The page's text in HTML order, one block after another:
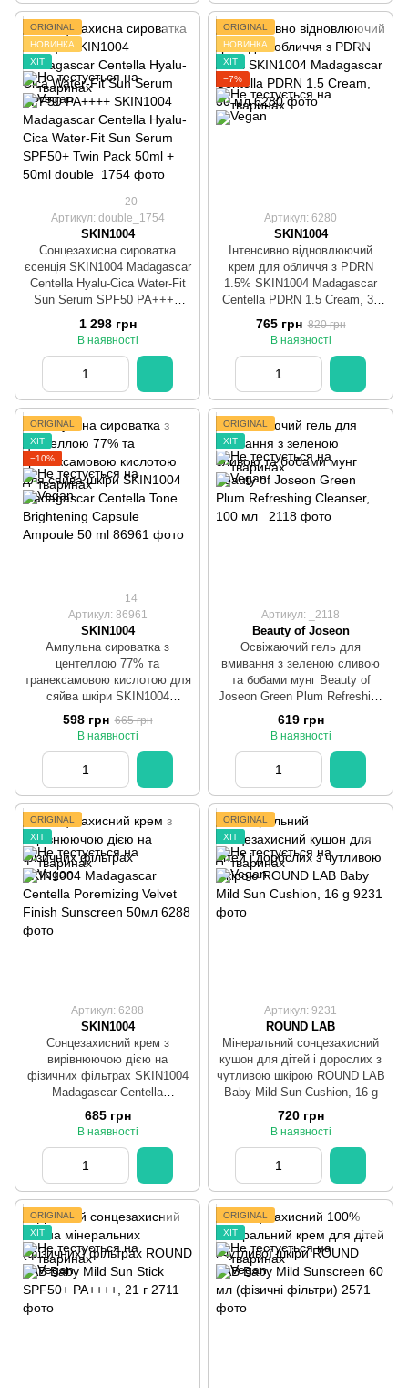
ORIGINAL
НОВИНКА
ХІТ
20
Артикул: double_1754
SKIN1004
Сонцезахисна сироватка
єсенція SKIN1004 Madagascar
Centella Hyalu-Cica Water-Fit
Sun Serum SPF50 PA++++
SKIN1004 Madagascar Centella
Hyalu-Cica Water-Fit Sun
1 298 грн
В наявності
ORIGINAL
НОВИНКА
ХІТ
−7%
Артикул: 6280
SKIN1004
Інтенсивно відновлюючий
крем для обличчя з PDRN
1.5% SKIN1004 Madagascar
Centella PDRN 1.5 Cream, 30
765 грн 820 грн
В наявності
ORIGINAL
ХІТ
−10%
14
Артикул: 86961
SKIN1004
Ампульна сироватка з
центеллою 77% та
транексамовою кислотою для
сяйва шкіри SKIN1004
Madagascar Centella Tone
Brightening Capsule Ampoule
598 грн 665 грн
В наявності
ORIGINAL
ХІТ
Артикул: _2118
Beauty of Joseon
Освіжаючий гель для
вмивання з зеленою сливою
та бобами мунг Beauty of
Joseon Green Plum Refreshing
Cleanser, 100 мл
619 грн
В наявності
ORIGINAL
ХІТ
Артикул: 6288
SKIN1004
Сонцезахисний крем з
вирівнюючою дією на
фізичних фільтрах SKIN1004
Madagascar Centella
Poremizing Velvet Finish
Sunscreen 50мл
685 грн
В наявності
ORIGINAL
ХІТ
Артикул: 9231
ROUND LAB
Мінеральний сонцезахисний
кушон для дітей і дорослих з
чутливою шкірою ROUND LAB
Baby Mild Sun Cushion, 16 g
720 грн
В наявності
ORIGINAL
ХІТ
ORIGINAL
ХІТ